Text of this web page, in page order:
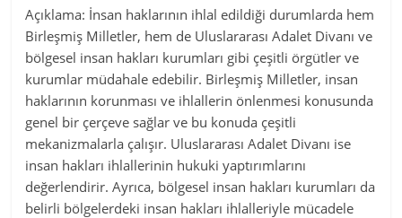
Açıklama: İnsan haklarının ihlal edildiği durumlarda hem
Birleşmiş Milletler, hem de Uluslararası Adalet Divanı ve
bölgesel insan hakları kurumları gibi çeşitli örgütler ve
kurumlar müdahale edebilir. Birleşmiş Milletler, insan
haklarının korunması ve ihlallerin önlenmesi konusunda
genel bir çerçeve sağlar ve bu konuda çeşitli
mekanizmalarla çalışır. Uluslararası Adalet Divanı ise
insan hakları ihlallerinin hukuki yaptırımlarını
değerlendirir. Ayrıca, bölgesel insan hakları kurumları da
belirli bölgelerdeki insan hakları ihlalleriyle mücadele